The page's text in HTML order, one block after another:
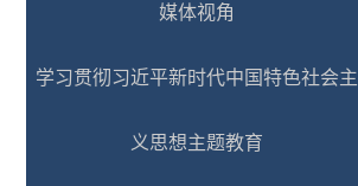
媒体视角
学习贯彻习近平新时代中国特色社会主
义思想主题教育